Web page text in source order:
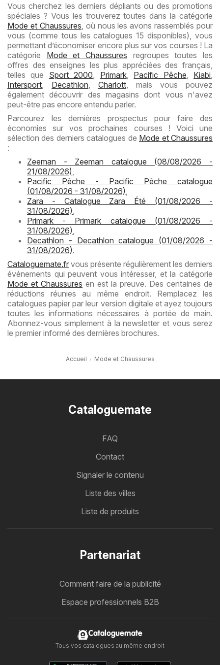
Vous cherchez les derniers dépliants ou des promotions
spéciales ? Vous les trouverez toutes dans la catégorie
Mode et Chaussures , où nous les avons rassemblés pour
vous (comme tous les catalogues 15 disponibles), vous
permettant d’économiser encore plus sur vos courses ! La
catégorie Mode et Chaussures regroupes toutes les
offres des enseignes les plus appréciées des français,
telles que Sport 2000 Primark, Pacific Pêche Kiabi
Intersport
Decathlon Charlott , mais vous pouvez
également découvrir des magasins dont vous n'avez
peut-être pas encore entendu parler.
Parcourez les dernières prospectus pour faire des
économies sur vos prochaines courses ! Voici une
sélection des derniers catalogues de Mode et Chaussures
:
Zeeman - Zeeman catalogue (08/08/2026 -
21/08/2026)
Pacific Pêche - Pacific Pêche catalogue
(01/08/2026 - 31/08/2026)
Zara - Catalogue Zara Été (01/08/2026 -
31/08/2026)
Primark - Primark catalogue (01/08/2026 -
31/08/2026)
Decathlon - Decathlon catalogue (01/08/2026 -
31/08/2026).
Cataloguemate.fr vous présente régulièrement les derniers
événements qui peuvent vous intéresser, et la catégorie
Mode et Chaussures en est la preuve. Des centaines de
réductions réunies au même endroit. Remplacez les
catalogues papier par leur version digitale et ayez toujours
toutes les informations nécessaires à portée de main.
Abonnez-vous simplement à la newsletter et vous serez
le premier informé des dernières brochures.
Accueil Mode et Chaussures
Cataloguemate
FAQ
Contact
Signaler le contenu
Liste des villes
Liste de produits
Partenariat
Comment faire de la publicité
Espace professionnels B2B
Cataloguemate
Tous vos catalogues au même endroit